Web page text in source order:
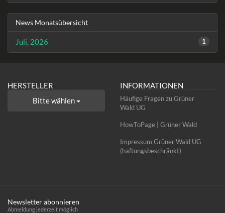
News Monatsübersicht
Juli, 2026 1
HERSTELLER
Bitte wählen
INFORMATIONEN
Häufige Fragen zu Grüner
Wald UG
HowToPage | Grüner Wald
Impressum Grüner Wald UG
(haftungsbeschränkt)
Newsletter abonnieren
Abmeldung jederzeit möglich